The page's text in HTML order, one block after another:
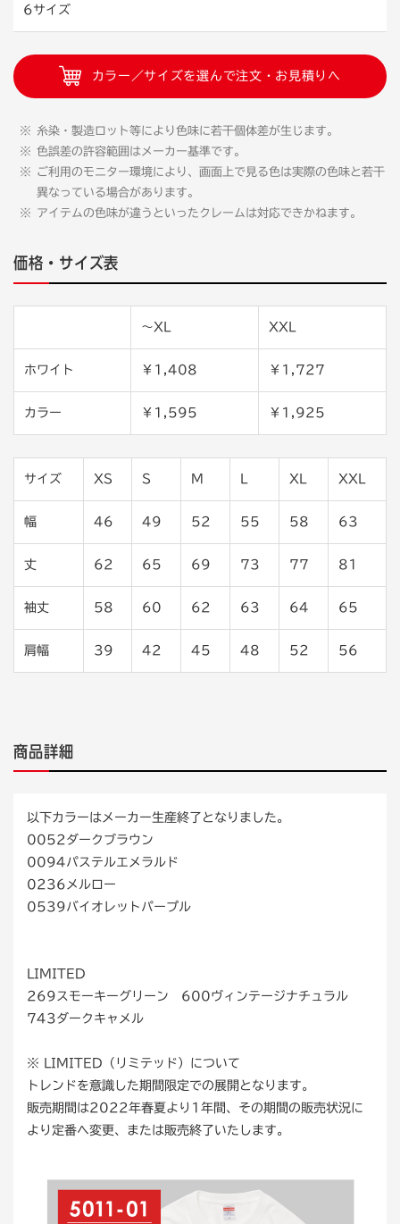
6サイズ
カラー／サイズを選んで注文・お見積りへ
糸染・製造ロット等により色味に若干個体差が生じます。
色誤差の許容範囲はメーカー基準です。
ご利用のモニター環境により、画面上で見る色は実際の色味と若干
異なっている場合があります。
アイテムの色味が違うといったクレームは対応できかねます。
価格・サイズ表
〜XL XXL
ホワイト ￥1,408 ￥1,727
カラー ￥1,595 ￥1,925
サイズ XS S M XL XXL
幅 46 49 52 55 58 63
丈 62 65 69 73 77 81
袖丈 58 60 62 63 64 65
肩幅 39 42 45 48 52 56
商品詳細
以下カラーはメーカー生産終了となりました。
0052ダークブラウン
0094パステルエメラルド
0236メルロー
0539バイオレットパープル
LIMITED
269スモーキーグリーン 600ヴィンテージナチュラル
743ダークキャメル
※ LIMITED（リミテッド）について
トレンドを意識した期間限定での展開となります。
販売期間は2022年春夏より1年間、その期間の販売状況に
より定番へ変更、または販売終了いたします。